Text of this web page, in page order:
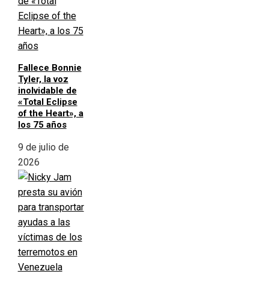
Fallece Bonnie
Tyler, la voz
inolvidable de
«Total Eclipse
of the Heart», a
los 75 años
9 de julio de
2026